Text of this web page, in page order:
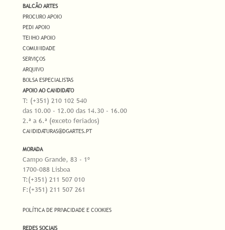
BALCÃO ARTES
PROCURO APOIO
PEDI APOIO
TENHO APOIO
COMUNIDADE
SERVIÇOS
ARQUIVO
BOLSA ESPECIALISTAS
APOIO AO CANDIDATO
T: (+351) 210 102 540
das 10.00 - 12.00 das 14.30 - 16.00
2.ª a 6.ª (exceto feriados)
CANDIDATURAS@DGARTES.PT
MORADA
Campo Grande, 83 - 1º
1700-088 Lisboa
T:(+351) 211 507 010
F:(+351) 211 507 261
POLÍTICA DE PRIVACIDADE E COOKIES
REDES SOCIAIS